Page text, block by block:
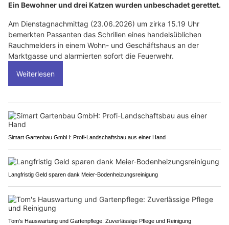
Ein Bewohner und drei Katzen wurden unbeschadet gerettet.
Am Dienstagnachmittag (23.06.2026) um zirka 15.19 Uhr
bemerkten Passanten das Schrillen eines handelsüblichen
Rauchmelders in einem Wohn- und Geschäftshaus an der
Marktgasse und alarmierten sofort die Feuerwehr.
Weiterlesen
Simart Gartenbau GmbH: Profi-Landschaftsbau aus einer Hand
Langfristig Geld sparen dank Meier-Bodenheizungsreinigung
Tom's Hauswartung und Gartenpflege: Zuverlässige Pflege und Reinigung